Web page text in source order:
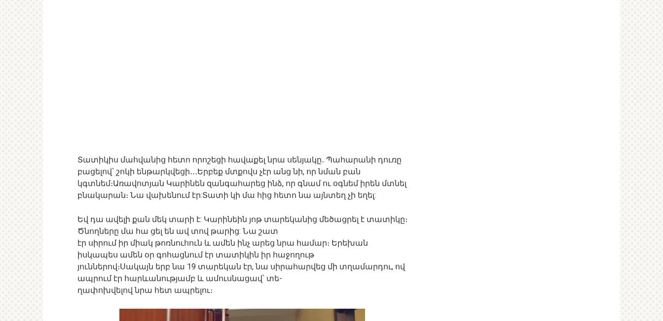
Տատիկիս մահվանից հետո որոշեցի հավաքել նրա սենյակը․ Պահարանի դուռը
բացելով՝ շոկի ենթարկվեցի․․․Երբեք մտքովս չէր անց նի, որ նման բան
կգտնեմ։Առավոտյան Կարինեն զանգահարեց ինձ, որ գնամ ու օգնեմ իրեն մտնել
բնակարան։ Նա վախենում էր:Տատի կի մա հից հետո նա այնտեղ չի եղել:
Եվ դա ավելի քան մեկ տարի է: Կարինեին յոթ տարեկանից մեծացրել է տատիկը։
Ծնողները մա հա ցել են ավ տով թարից: Նա շատ
էր սիրում իր միակ թոռնուհուն և ամեն ինչ արեց նրա համար։ Երեխան
իսկապես ամեն օր գոհացնում էր տատիկին իր հաջողութ
յուններով։Սակայն երբ նա 19 տարեկան էր, նա սիրահարվեց մի տղամարդու, ով
ապրում էր հարևանությամբ և ամուսնացավ՝ տե-
ղափոխվելով նրա հետ ապրելու։